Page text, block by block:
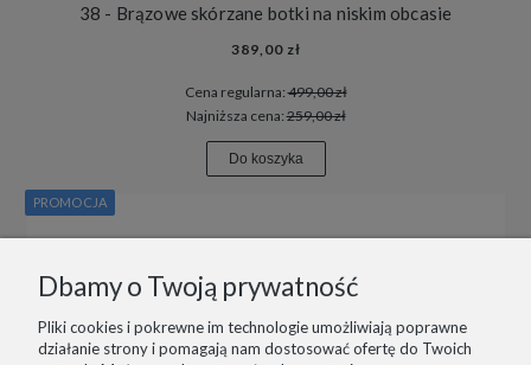
38 - Brązowe skórzane botki na niskim obcasie
389,00 zł
Cena regularna:499,00 zł
Najniższa cena:259,00 zł
Do koszyka
PROMOCJA
Dbamy o Twoją prywatność
Pliki cookies i pokrewne im technologie umożliwiają poprawne
działanie strony i pomagają nam dostosować ofertę do Twoich